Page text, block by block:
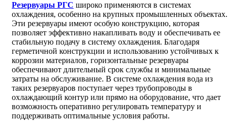
Резервуары РГС широко применяются в системах
охлаждения, особенно на крупных промышленных объектах.
Эти резервуары имеют особую конструкцию, которая
позволяет эффективно накапливать воду и обеспечивать ее
стабильную подачу в систему охлаждения. Благодаря
герметичной конструкции и использованию устойчивых к
коррозии материалов, горизонтальные резервуары
обеспечивают длительный срок службы и минимальные
затраты на обслуживание. В системе охлаждения вода из
таких резервуаров поступает через трубопроводы в
охлаждающий контур или прямо на оборудование, что дает
возможность оперативно регулировать температуру и
поддерживать оптимальные условия работы.